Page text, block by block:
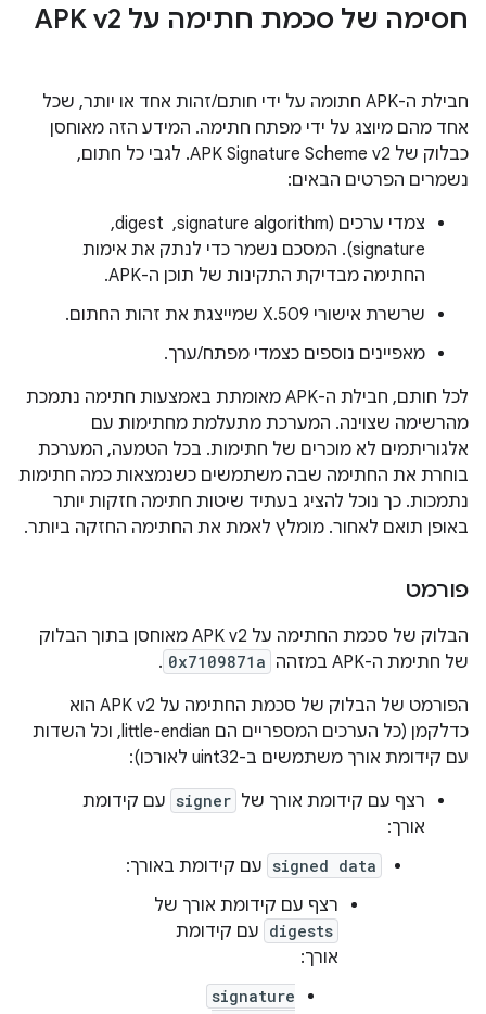
חסימה של סכמת חתימה על APK v2
חבילת ה-APK חתומה על ידי חותם/זהות אחד או יותר, שכל
אחד מהם מיוצג על ידי מפתח חתימה. המידע הזה מאוחסן
כבלוק של APK Signature Scheme v2. לגבי כל חתום,
נשמרים הפרטים הבאים:
צמדי ערכים (signature algorithm, ‏ digest, ‏
signature). המסכם נשמר כדי לנתק את אימות
החתימה מבדיקת התקינות של תוכן ה-APK.
שרשרת אישורי X.509 שמייצגת את זהות החתום.
מאפיינים נוספים כצמדי מפתח/ערך.
לכל חותם, חבילת ה-APK מאומתת באמצעות חתימה נתמכת
מהרשימה שצוינה. המערכת מתעלמת מחתימות עם
אלגוריתמים לא מוכרים של חתימות. בכל הטמעה, המערכת
בוחרת את החתימה שבה משתמשים כשנמצאות כמה חתימות
נתמכות. כך נוכל להציג בעתיד שיטות חתימה חזקות יותר
באופן תואם לאחור. מומלץ לאמת את החתימה החזקה ביותר.
פורמט
הבלוק של סכמת החתימה על APK v2 מאוחסן בתוך הבלוק
של חתימת ה-APK במזהה
0x7109871a
.
הפורמט של הבלוק של סכמת החתימה על APK v2 הוא
כדלקמן (כל הערכים המספריים הם little-endian, וכל השדות
עם קידומת אורך משתמשים ב-uint32 לאורכו):
רצף עם קידומת אורך של signer עם קידומת
אורך:
signed data עם קידומת באורך:
רצף עם קידומת אורך של
digests עם קידומת
אורך:
signature